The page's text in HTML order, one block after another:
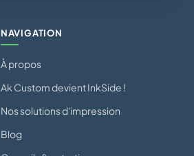
NAVIGATION
À propos
Ak Custom devient InkSide !
Nos solutions d'impression
Blog